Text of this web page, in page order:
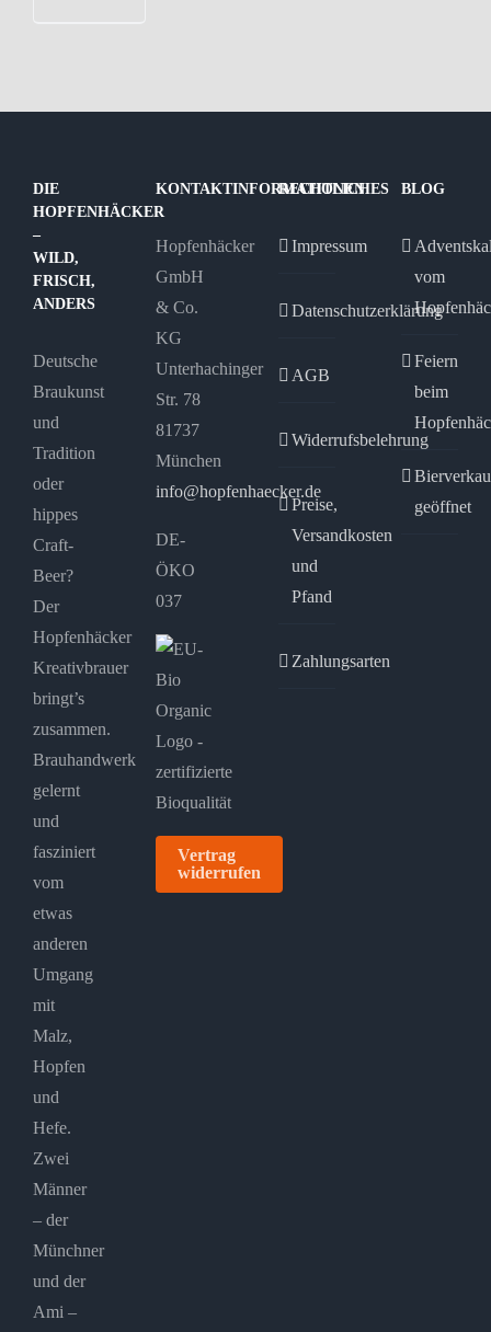
DIE
HOPFENHÄCKER
–
WILD,
FRISCH,
ANDERS
Deutsche
Braukunst
und
Tradition
oder
hippes
Craft-
Beer?
Der
Hopfenhäcker
Kreativbrauer
bringt’s
zusammen.
Brauhandwerk
gelernt
und
fasziniert
vom
etwas
anderen
Umgang
mit
Malz,
Hopfen
und
Hefe.
Zwei
Männer
– der
Münchner
und der
Ami –
KONTAKTINFORMATIONEN
Hopfenhäcker
GmbH
& Co.
KG
Unterhachinger
Str. 78
81737
München
info@hopfenhaecker.de
DE-
ÖKO
037
Vertrag
widerrufen
RECHTLICHES
Impressum
Datenschutzerklärung
AGB
Widerrufsbelehrung
Preise,
Versandkosten
und
Pfand
Zahlungsarten
BLOG
vom
Feiern
beim
geöffnet